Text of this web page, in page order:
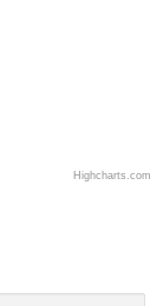
Highcharts.com